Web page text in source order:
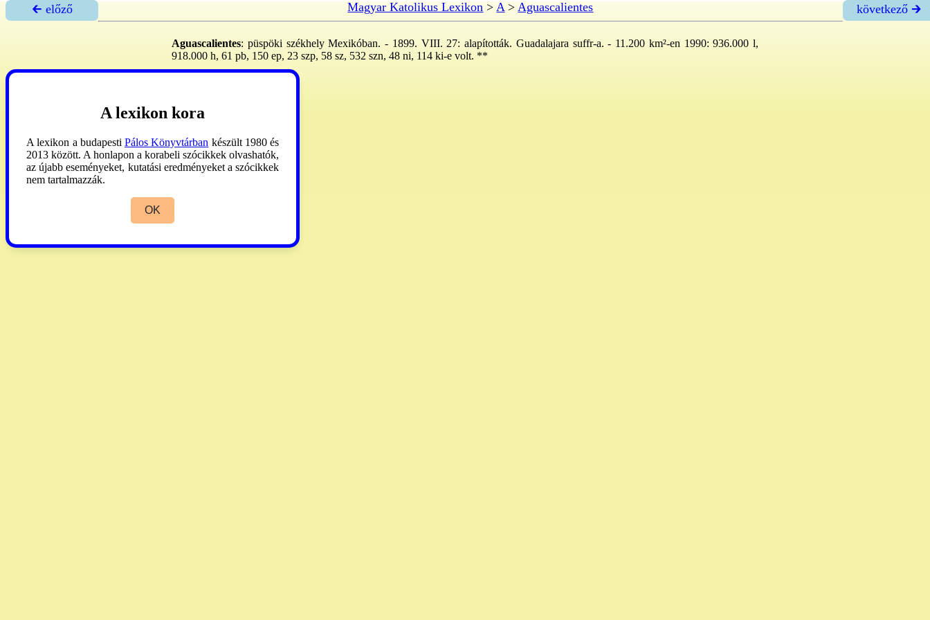
🡰 előző Magyar Katolikus Lexikon >A>Aguascalientes következő 🡲
Aguascalientes: püspöki székhely Mexikóban. - 1899. VIII. 27: alapították. Guadalajara suffr-a. - 11.200 km²-en 1990: 936.000 l,
918.000 h, 61 pb, 150 ep, 23 szp, 58 sz, 532 szn, 48 ni, 114 ki-e volt. **
A lexikon kora
A lexikon a budapesti Pálos Könyvtárban készült 1980 és
2013 között. A honlapon a korabeli szócikkek olvashatók,
az újabb eseményeket, kutatási eredményeket a szócikkek
nem tartalmazzák.
OK